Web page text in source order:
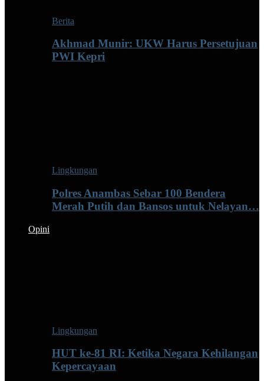
Berita
Akhmad Munir: UKW Harus Persetujuan
PWI Kepri
Lingkungan
Polres Anambas Sebar 100 Bendera
Merah Putih dan Bansos untuk Nelayan…
Opini
Lingkungan
HUT ke-81 RI: Ketika Negara Kehilangan
Kepercayaan